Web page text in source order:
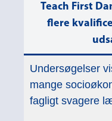
Teach First
flere
Undersøgelser
mange
fagligt svagere